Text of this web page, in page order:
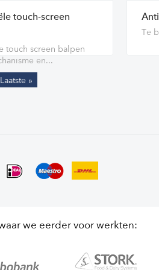
touch-screen
touch screen balpen
en...
Te
Laatste »
we eerder voor werkten: